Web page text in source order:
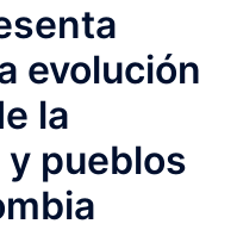
evolución
la
pueblos